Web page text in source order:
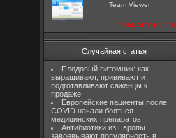
Team Viewer
посмотреть все
Случайная статья
Плодовый питомник: как
выращивают, прививают и
подготавливают саженцы к
продаже
Европейские пациенты после
COVID начали бояться
медицинских препаратов
Антибиотики из Европы
завоевывают популярность в